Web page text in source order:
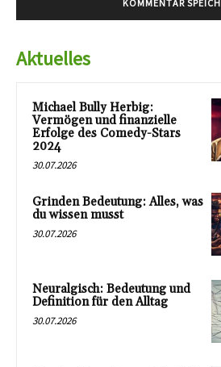
Aktuelles
Michael Bully Herbig:
Vermögen und finanzielle
Erfolge des Comedy-Stars
2024
30.07.2026
Grinden Bedeutung: Alles, was
du wissen musst
30.07.2026
Neuralgisch: Bedeutung und
Definition für den Alltag
30.07.2026